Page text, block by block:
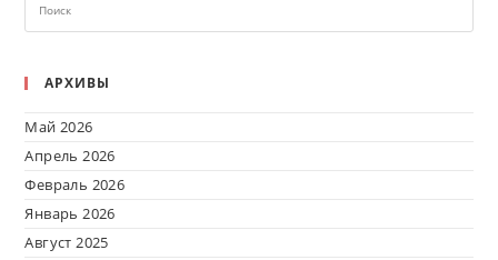
АРХИВЫ
Май 2026
Апрель 2026
Февраль 2026
Январь 2026
Август 2025